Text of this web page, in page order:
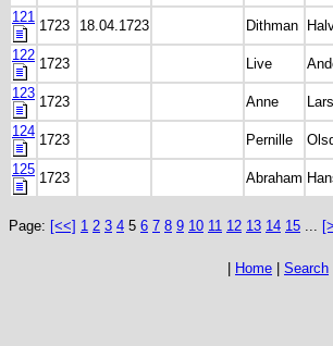
121
1723 18.04.1723 Dithman
122
1723 Live
123
1723 Anne
124
1723 Pernille
125
1723 Abraham
Page: [<<] 1 2 3 4 5 6 7 8 9 10 11 12 13 14 15 ...
Home Search